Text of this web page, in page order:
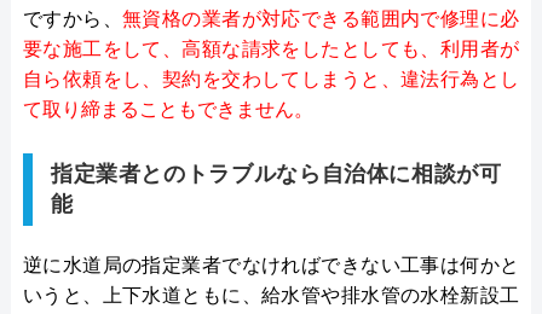
ですから、無資格の業者が対応できる範囲内で修理に必
要な施工をして、高額な請求をしたとしても、利用者が
自ら依頼をし、契約を交わしてしまうと、違法行為とし
て取り締まることもできません。
指定業者とのトラブルなら自治体に相談が可
能
逆に水道局の指定業者でなければできない工事は何かと
いうと、上下水道ともに、給水管や排水管の水栓新設工